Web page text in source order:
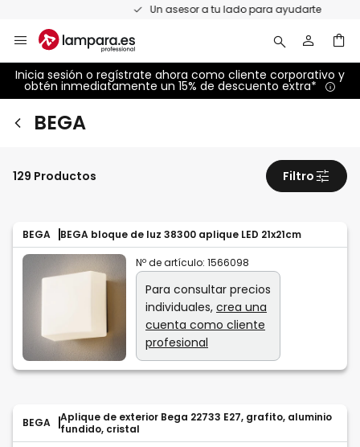
Un asesor a tu lado para ayudarte
contenido
Inicia sesión o regístrate ahora como cliente corporativo y
obtén inmediatamente un 15% de descuento extra*
BEGA
BEGA BEGA bloque de luz 38300 aplique LED 21x21cm
Nº de artículo: 1566098
Para consultar precios
individuales, crea una
cuenta como cliente
profesional
BEGA
Aplique de exterior Bega 22733 E27, grafito, aluminio
fundido, cristal
129 Productos Filtro